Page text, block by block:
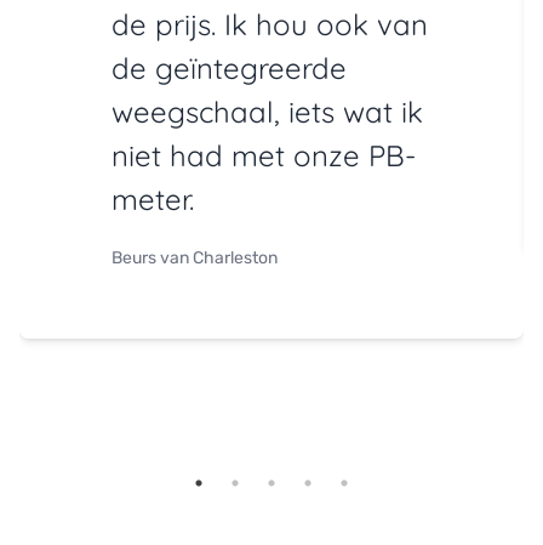
de prijs. Ik hou ook van
de geïntegreerde
weegschaal, iets wat ik
niet had met onze PB-
meter.
Beurs van Charleston